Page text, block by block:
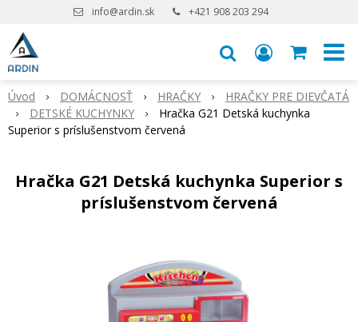
info@ardin.sk +421 908 203 294
Úvod DOMÁCNOSŤ HRAČKY
HRAČKY PRE DIEVČATÁ
DETSKÉ KUCHYNKY
Hračka G21 Detská kuchynka
Superior s príslušenstvom červená
Hračka G21 Detská kuchynka Superior s
príslušenstvom červená